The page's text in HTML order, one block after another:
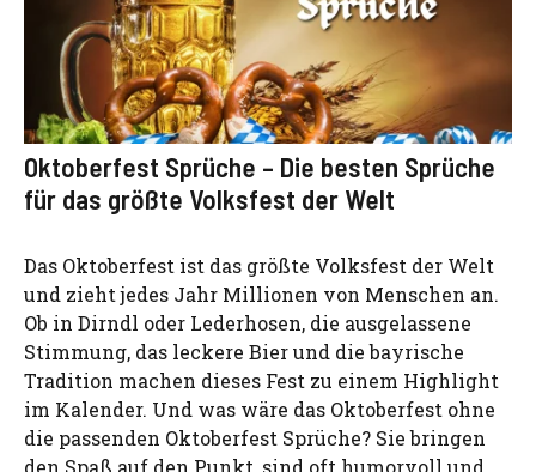
Oktoberfest Sprüche – Die besten Sprüche
für das größte Volksfest der Welt
Das Oktoberfest ist das größte Volksfest der Welt
und zieht jedes Jahr Millionen von Menschen an.
Ob in Dirndl oder Lederhosen, die ausgelassene
Stimmung, das leckere Bier und die bayrische
Tradition machen dieses Fest zu einem Highlight
im Kalender. Und was wäre das Oktoberfest ohne
die passenden Oktoberfest Sprüche? Sie bringen
den Spaß auf den Punkt, sind oft humorvoll und